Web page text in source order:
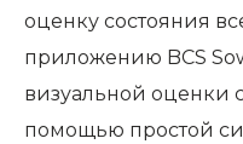
оценку состояния
приложению BCS
визуальной оценки
помощью простой